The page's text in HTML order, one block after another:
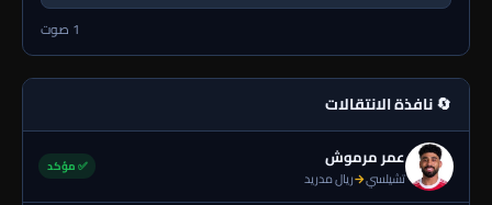
1 صوت
🔄 نافذة الانتقالات
عمر مرموش
تشيلسي→ريال مدريد
✅ مؤكد